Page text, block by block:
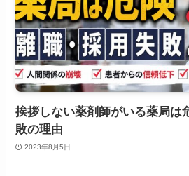
挨拶しない薬剤師がいる薬局は
敗の理由
2023年8月5日